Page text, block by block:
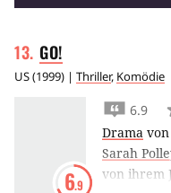
GO!
US(1999) | Thriller, Komödie
6.9
6.9
Drama von
Sarah
von ihrem